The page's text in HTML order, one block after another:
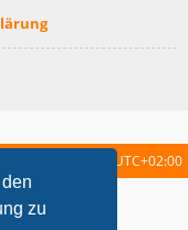
zu
UTC+02:00
by
Limited